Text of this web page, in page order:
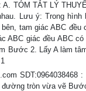
TÓM TẮT LÝ
Lưu ý: Trong
tam giác ABC
ABC giác đều ABC
Bước 2. Lấy A làm
SDT:0964038468
đường tròn vừa vẽ